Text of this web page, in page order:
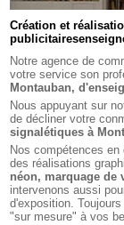
Création et
Notreagence de
votre service son
Montauban,
Nous appuyant sur
de décliner votre
signalétiques à
Nos compétences
des réalisations
néon, marquage de
intervenons aussi
d'exposition.
"sur mesure" à vos